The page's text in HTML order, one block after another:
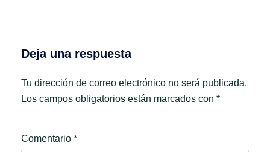
Deja una respuesta
Tu dirección de correo electrónico no será publicada.
Los campos obligatorios están marcados con *
Comentario *